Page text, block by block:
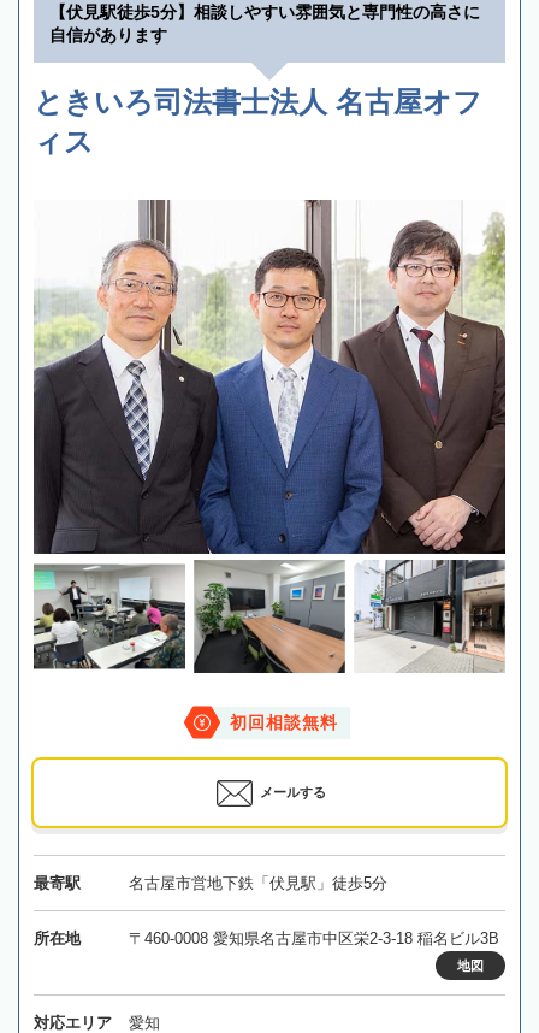
【伏見駅徒歩5分】相談しやすい雰囲気と専門性の高さに
自信があります
ときいろ司法書士法人 名古屋オフ
ィス
初回相談無料
メールする
最寄駅 名古屋市営地下鉄「伏見駅」徒歩5分
所在地 〒460-0008 愛知県名古屋市中区栄2-3-18 稲名ビル3B
地図
対応エリア 愛知